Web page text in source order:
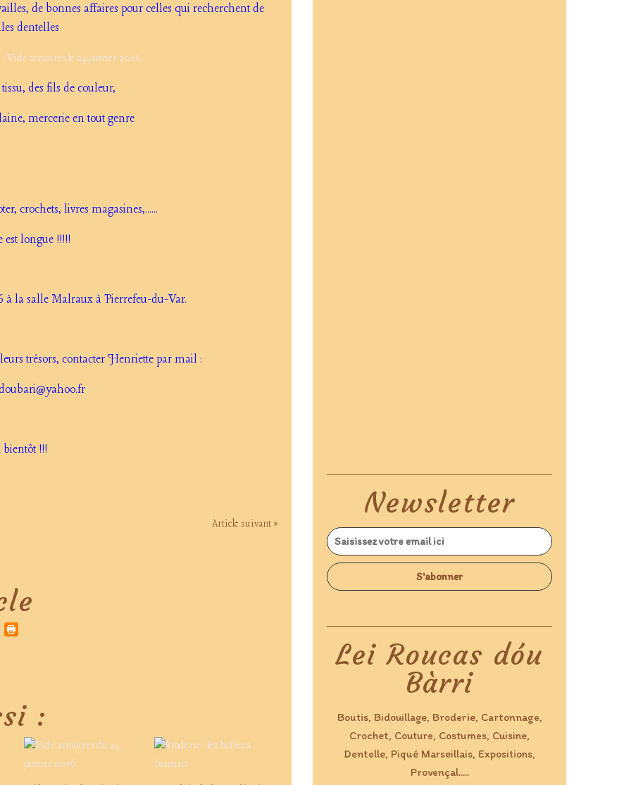
de bonnes affaires pour celles qui recherchent de
dentelles
des fils de couleur,
mercerie en tout genre
crochets, livres magasines,......
est longue !!!!!
à la salle Malraux à Pierrefeu-du-Var.
trésors, contacter Henriette par mail :
bientôt !!!
Article suivant »
:
Newsletter
Lei Roucas dóu
Bàrri
Boutis, Bidouillage, Broderie, Cartonnage,
Crochet, Couture, Costumes, Cuisine,
Dentelle, Piqué Marseillais, Expositions,
Provençal.....